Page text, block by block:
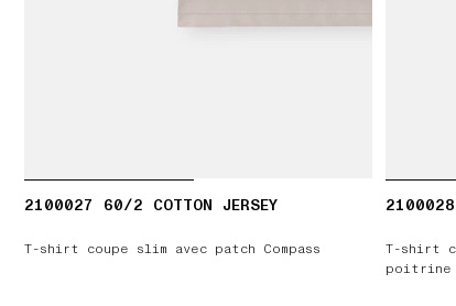
2100027 60/2 COTTON JERSEY
T-shirt coupe slim avec patch Compass
2100028
T-shirt
poitrine